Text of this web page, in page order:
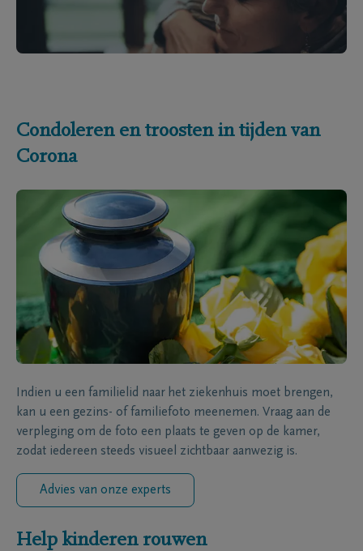
Condoleren en troosten in tijden van
Corona
Indien u een familielid naar het ziekenhuis moet brengen,
kan u een gezins- of familiefoto meenemen. Vraag aan de
verpleging om de foto een plaats te geven op de kamer,
zodat iedereen steeds visueel zichtbaar aanwezig is.
Advies van onze experts
Help kinderen rouwen